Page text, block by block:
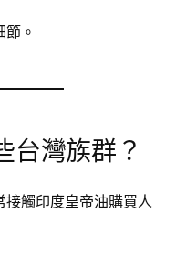
。
台灣族群？
接觸印度皇帝油購買人